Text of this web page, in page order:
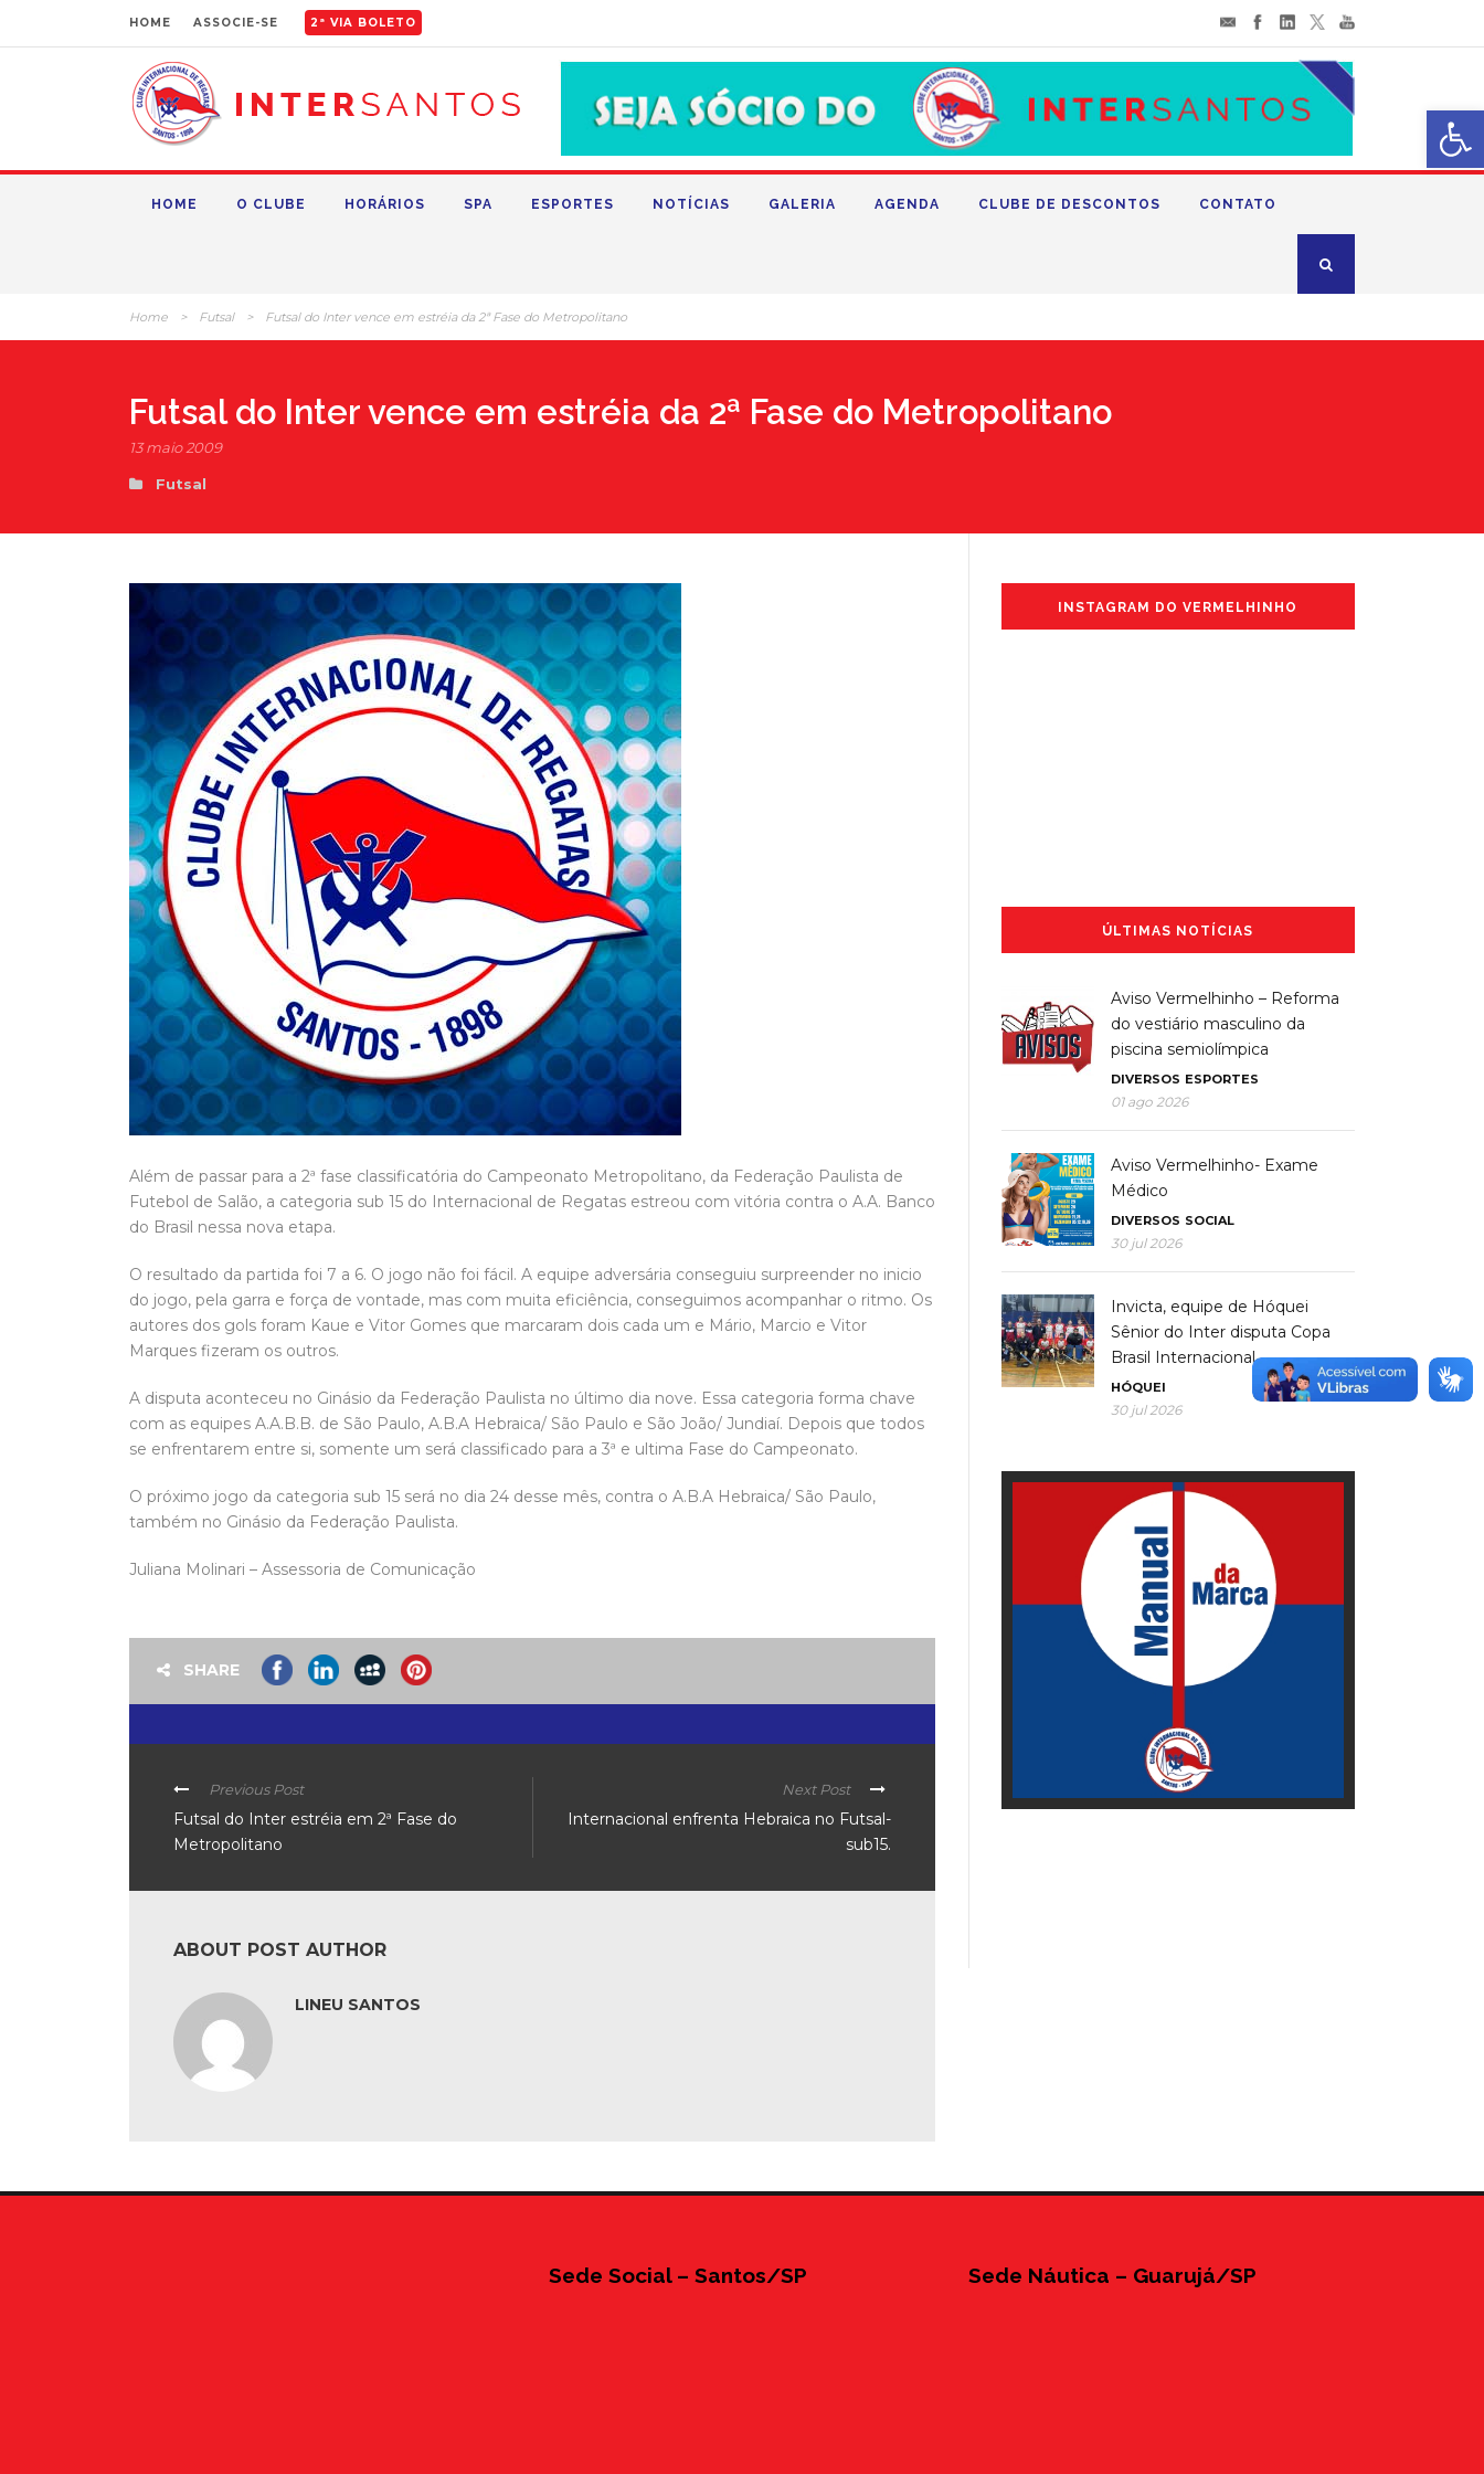
HOME ASSOCIE-SE 2ª VIA BOLETO
HOME O CLUBE HORÁRIOS SPA ESPORTES NOTÍCIAS GALERIA AGENDA CLUBE DE DESCONTOS CONTATO
Home > Futsal > Futsal do Inter vence em estréia da 2ª Fase do Metropolitano
Futsal do Inter vence em estréia da 2ª Fase do Metropolitano
13 maio 2009
Futsal
Além de passar para a 2ª fase classificatória do Campeonato Metropolitano, da Federação Paulista de
Futebol de Salão, a categoria sub 15 do Internacional de Regatas estreou com vitória contra o A.A. Banco
do Brasil nessa nova etapa.
O resultado da partida foi 7 a 6. O jogo não foi fácil. A equipe adversária conseguiu surpreender no inicio
do jogo, pela garra e força de vontade, mas com muita eficiência, conseguimos acompanhar o ritmo. Os
autores dos gols foram Kaue e Vitor Gomes que marcaram dois cada um e Mário, Marcio e Vitor
Marques fizeram os outros.
A disputa aconteceu no Ginásio da Federação Paulista no último dia nove. Essa categoria forma chave
com as equipes A.A.B.B. de São Paulo, A.B.A Hebraica/ São Paulo e São João/ Jundiaí. Depois que todos
se enfrentarem entre si, somente um será classificado para a 3ª e ultima Fase do Campeonato.
O próximo jogo da categoria sub 15 será no dia 24 desse mês, contra o A.B.A Hebraica/ São Paulo,
também no Ginásio da Federação Paulista.
Juliana Molinari – Assessoria de Comunicação
SHARE
Previous Post
Futsal do Inter estréia em 2ª Fase do
Metropolitano
Next Post
Internacional enfrenta Hebraica no Futsal-
sub15.
ABOUT POST AUTHOR
LINEU SANTOS
INSTAGRAM DO VERMELHINHO
ÚLTIMAS NOTÍCIAS
Aviso Vermelhinho – Reforma
do vestiário masculino da
piscina semiolímpica
DIVERSOS ESPORTES
01 ago 2026
Aviso Vermelhinho- Exame
Médico
DIVERSOS SOCIAL
30 jul 2026
Invicta, equipe de Hóquei
Sênior do Inter disputa Copa
Brasil Internacional
HÓQUEI
30 jul 2026
Sede Social – Santos/SP Sede Náutica – Guarujá/SP
Abrir